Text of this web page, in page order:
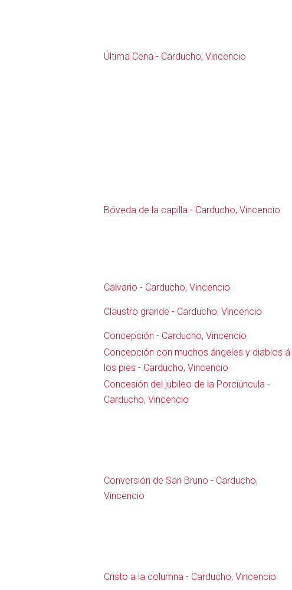
Última Cena - Carducho, Vincencio
Bóveda de la capilla - Carducho, Vincencio
Calvario - Carducho, Vincencio
Claustro grande - Carducho, Vincencio
Concepción - Carducho, Vincencio
Concepción con muchos ángeles y diablos á
los pies - Carducho, Vincencio
Concesión del jubileo de la Porciúncula -
Carducho, Vincencio
Conversión de San Bruno - Carducho,
Vincencio
Cristo a la columna - Carducho, Vincencio